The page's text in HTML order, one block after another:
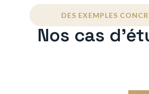
DES EXEMPLES
Nos cas